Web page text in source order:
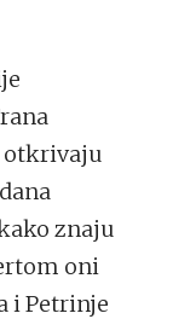
otkrivaju
znaju
oni
i Petrinje